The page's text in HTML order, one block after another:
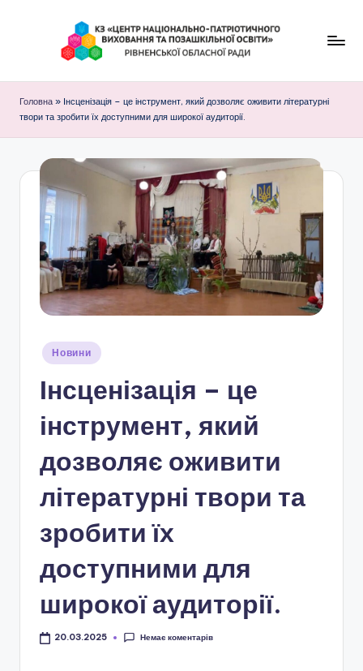
З
"
Ц
е
н
т
р
н
а
ц
і
о
н
л
ь
н
-
п
а
Головна » Інсценізація – це інструмент, який дозволяє оживити літературні
твори та зробити їх доступними для широкої аудиторії.
Опубліковано
Новини
Інсценізація – це
інструмент, який
дозволяє оживити
літературні твори та
зробити їх
доступними для
широкої аудиторії.
20.03.2025 Немає коментарів